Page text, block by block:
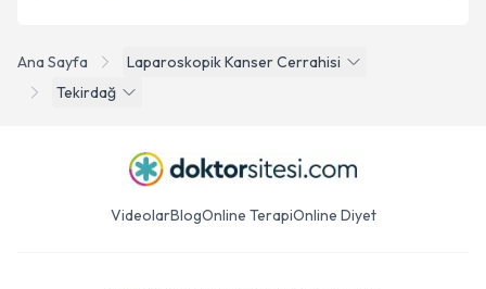
Ana Sayfa
Laparoskopik Kanser Cerrahisi
Tekirdağ
VideolarBlogOnline TerapiOnline Diyet